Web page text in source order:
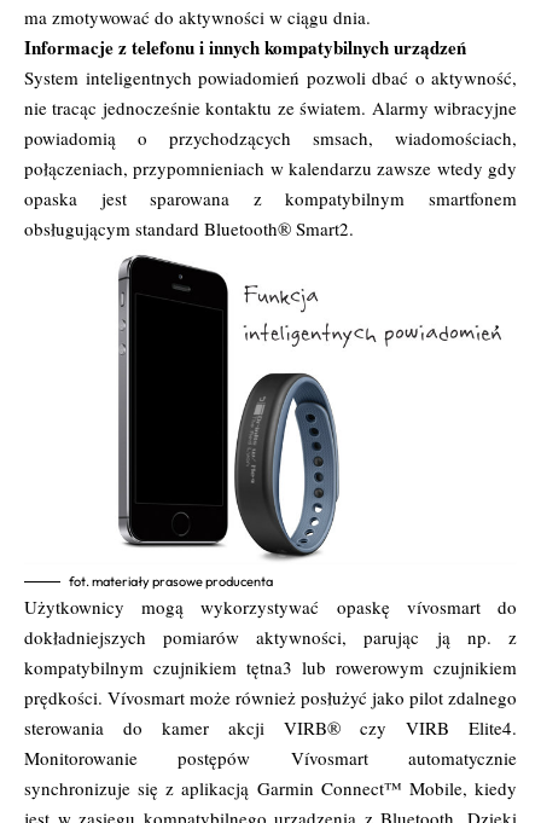
ma zmotywować do aktywności w ciągu dnia.
Informacje z telefonu i innych kompatybilnych urządzeń
System inteligentnych powiadomień pozwoli dbać o aktywność,
nie tracąc jednocześnie kontaktu ze światem. Alarmy wibracyjne
powiadomią o przychodzących smsach, wiadomościach,
połączeniach, przypomnieniach w kalendarzu zawsze wtedy gdy
opaska jest sparowana z kompatybilnym smartfonem
obsługującym standard Bluetooth® Smart​2.
fot. materiały prasowe producenta
Użytkownicy mogą wykorzystywać opaskę vívosmart do
dokładniejszych pomiarów aktywności, parując ją np. z
kompatybilnym czujnikiem tętna​3 lub rowerowym czujnikiem
prędkości. Vívosmart może również posłużyć jako pilot zdalnego
sterowania do kamer akcji VIRB® czy VIRB Elite​4.
Monitorowanie postępów Vívosmart automatycznie
synchronizuje się z aplikacją Garmin Connect™ Mobile, kiedy
jest w zasięgu kompatybilnego urządzenia z Bluetooth. Dzięki